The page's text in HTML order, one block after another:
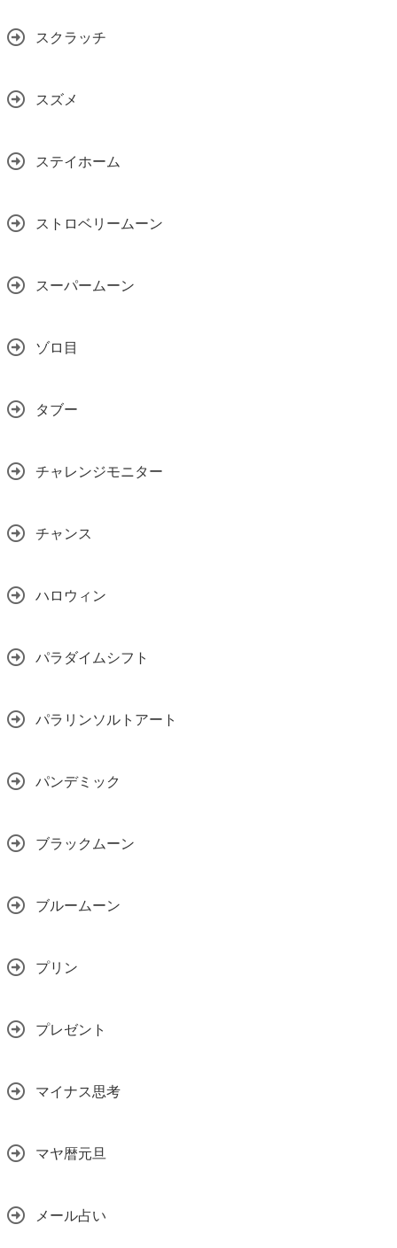
スクラッチ
スズメ
ステイホーム
ストロベリームーン
スーパームーン
ゾロ目
タブー
チャレンジモニター
チャンス
ハロウィン
パラダイムシフト
パラリンソルトアート
パンデミック
ブラックムーン
ブルームーン
プリン
プレゼント
マイナス思考
マヤ暦元旦
メール占い